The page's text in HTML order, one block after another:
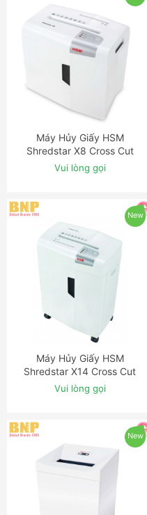
ĐẶT NGAY
Máy Hủy Giấy HSM
Shredstar X8 Cross Cut
Shredder
Vui lòng gọi
New
ĐẶT NGAY
Máy Hủy Giấy HSM
Shredstar X14 Cross Cut
Shredder
Vui lòng gọi
New